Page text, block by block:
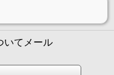
いてメール